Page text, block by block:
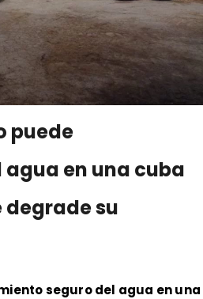
puede
en una cuba
degrade su
seguro del agua en una